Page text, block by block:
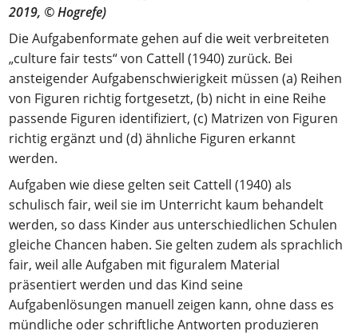
2019, © Hogrefe)
Die Aufgabenformate gehen auf die weit verbreiteten
„culture fair tests“ von Cattell (1940) zurück. Bei
ansteigender Aufgabenschwierigkeit müssen (a) Reihen
von Figuren richtig fortgesetzt, (b) nicht in eine Reihe
passende Figuren identifiziert, (c) Matrizen von Figuren
richtig ergänzt und (d) ähnliche Figuren erkannt
werden.
Aufgaben wie diese gelten seit Cattell (1940) als
schulisch fair, weil sie im Unterricht kaum behandelt
werden, so dass Kinder aus unterschiedlichen Schulen
gleiche Chancen haben. Sie gelten zudem als sprachlich
fair, weil alle Aufgaben mit figuralem Material
präsentiert werden und das Kind seine
Aufgabenlösungen manuell zeigen kann, ohne dass es
mündliche oder schriftliche Antworten produzieren